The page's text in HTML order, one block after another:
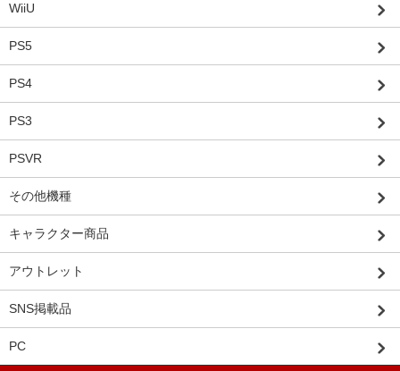
WiiU
PS5
PS4
PS3
PSVR
その他機種
キャラクター商品
アウトレット
SNS掲載品
PC